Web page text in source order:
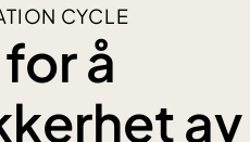
CYCLE
å
av